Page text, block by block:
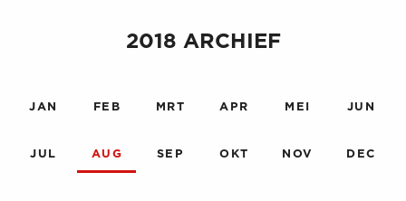
2018 ARCHIEF
JAN FEB MRT APR MEI JUN
JUL AUG SEP OKT NOV DEC